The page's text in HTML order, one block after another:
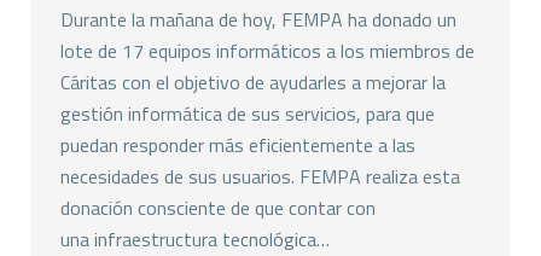
Durante la mañana de hoy, FEMPA ha donado un
lote de 17 equipos informáticos a los miembros de
Cáritas con el objetivo de ayudarles a mejorar la
gestión informática de sus servicios, para que
puedan responder más eficientemente a las
necesidades de sus usuarios. FEMPA realiza esta
donación consciente de que contar con
una infraestructura tecnológica…